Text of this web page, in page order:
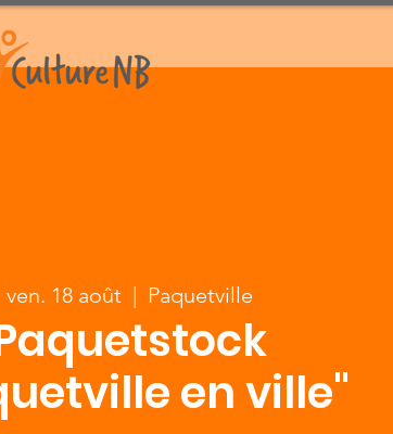
ven. 18 août
  |
Paquetville
en ville"